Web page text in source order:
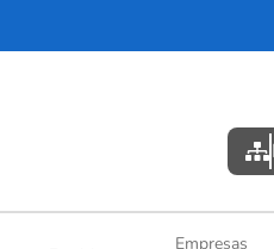
Empresas